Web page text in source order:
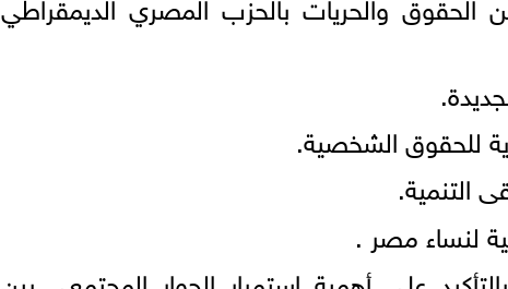
للحقوق الشخصية.
التنمية.
لنساء مصر .